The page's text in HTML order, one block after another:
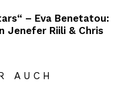
– Eva Benetatou:
Jenefer Riili & Chris
AUCH